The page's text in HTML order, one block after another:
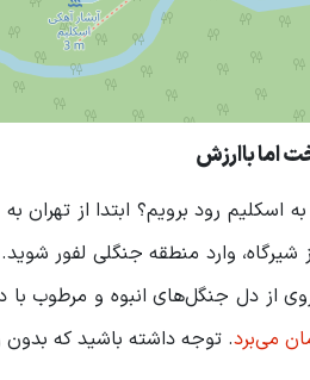
اما باارزش
اسکلیم رود برویم؟ ابتدا از
وارد منطقه جنگلی لفور
از دل جنگل‌های انبوه و مرطوب
. توجه داشته باشید که